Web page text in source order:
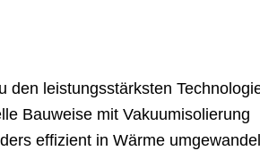
den leistungsstärksten
Bauweise mit Vakuumisolierung
effizient in Wärme